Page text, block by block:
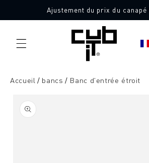
directement
au contenu
Ajustement du prix du
Accueil bancs Banc d'entrée étroit
l'information
sur le
produit